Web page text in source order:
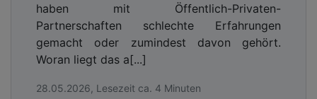
haben mit Öffentlich-Privaten-
Partnerschaften schlechte Erfahrungen
gemacht oder zumindest davon gehört.
Woran liegt das a[...]
28.05.2026, Lesezeit ca. 4 Minuten